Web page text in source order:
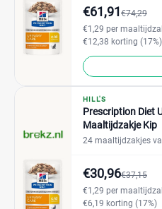
€61,91 €74,29
€1,29 per
€12,38 korting (17%)
HILL'S
Prescription Diet
Maaltijdzakje Kip
24 maaltijdzakjes
€30,96€37,15
€1,29 per
€6,19 korting (17%)